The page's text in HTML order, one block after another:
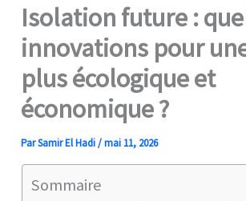
Isolation future :
innovations pour
plus écologique et
économique ?
ParSamir El Hadi/mai 11, 2026
Sommaire